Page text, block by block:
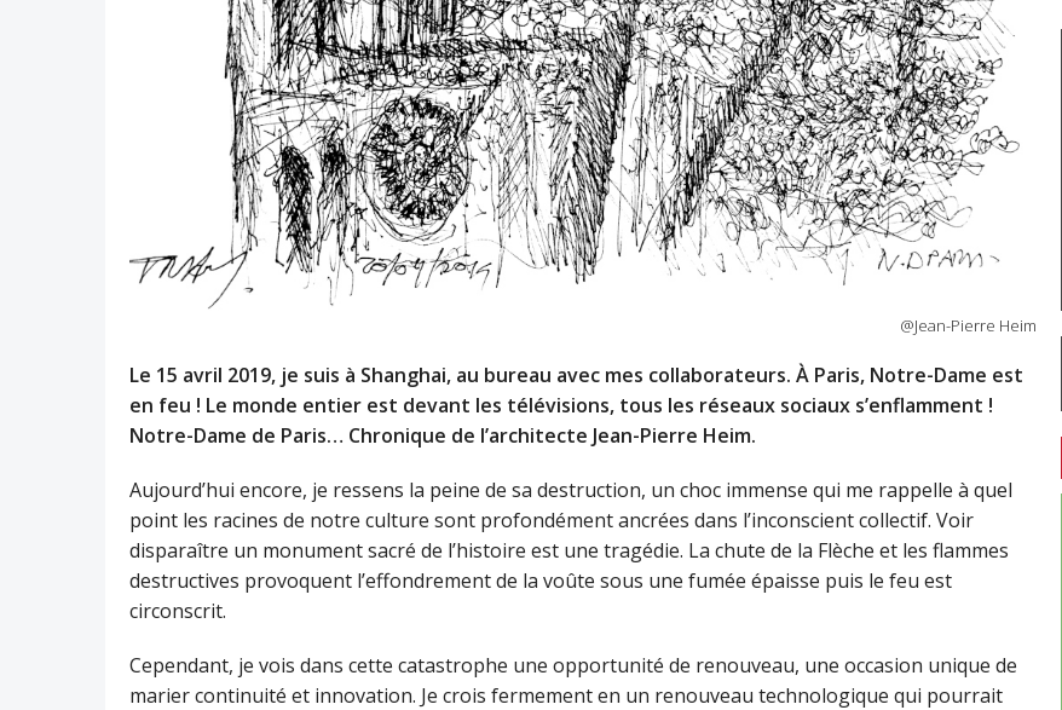
@Jean-Pierre Heim
Le 15 avril 2019, je suis à Shanghai, au bureau avec mes collaborateurs. À Paris, Notre-Dame est
en feu ! Le monde entier est devant les télévisions, tous les réseaux sociaux s’enflamment !
Notre-Dame de Paris… Chronique de l’architecte Jean-Pierre Heim.
Aujourd’hui encore, je ressens la peine de sa destruction, un choc immense qui me rappelle à quel
point les racines de notre culture sont profondément ancrées dans l’inconscient collectif. Voir
disparaître un monument sacré de l’histoire est une tragédie. La chute de la Flèche et les flammes
destructives provoquent l’effondrement de la voûte sous une fumée épaisse puis le feu est
circonscrit.
Cependant, je vois dans cette catastrophe une opportunité de renouveau, une occasion unique de
marier continuité et innovation. Je crois fermement en un renouveau technologique qui pourrait